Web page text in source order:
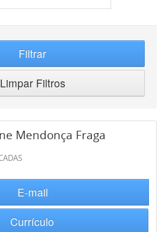
Filtrar
Limpar Filtros
Mendonça Fraga
E-mail
Currículo